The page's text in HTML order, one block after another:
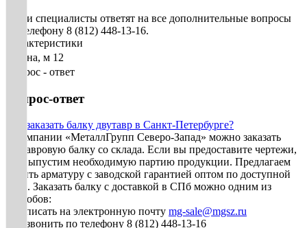
Наши специалисты ответят на все дополнительные вопросы
по телефону 8 (812) 448-13-16.
Характеристики
Длина, м 12
Вопрос - ответ
Вопрос-ответ
Как заказать балку двутавр в Санкт-Петербурге?
В компании «МеталлГрупп Северо-Запад» можно заказать
двутавровую балку со склада. Если вы предоставите чертежи,
мы выпустим необходимую партию продукции. Предлагаем
купить арматуру с заводской гарантией оптом по доступной
цене. Заказать балку с доставкой в СПб можно одним из
способов:
• Написать на электронную почту mg-sale@mgsz.ru
• Позвонить по телефону 8 (812) 448-13-16